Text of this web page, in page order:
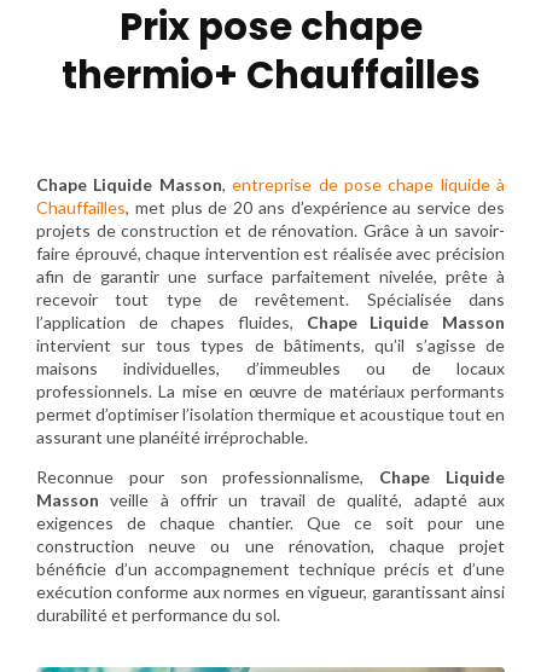
Prix pose chape
thermio+ Chauffailles
Chape Liquide Masson,entreprise de pose chape liquide à
Chauffailles, met plus de 20 ans d’expérience au service des
projets de construction et de rénovation. Grâce à un savoir-
faire éprouvé, chaque intervention est réalisée avec précision
afin de garantir une surface parfaitement nivelée, prête à
recevoir tout type de revêtement. Spécialisée dans
l’application de chapes fluides, Chape Liquide Masson
intervient sur tous types de bâtiments, qu’il s’agisse de
maisons individuelles, d’immeubles ou de locaux
professionnels. La mise en œuvre de matériaux performants
permet d’optimiser l’isolation thermique et acoustique tout en
assurant une planéité irréprochable.
Reconnue pour son professionnalisme, Chape Liquide
Masson veille à offrir un travail de qualité, adapté aux
exigences de chaque chantier. Que ce soit pour une
construction neuve ou une rénovation, chaque projet
bénéficie d’un accompagnement technique précis et d’une
exécution conforme aux normes en vigueur, garantissant ainsi
durabilité et performance du sol.